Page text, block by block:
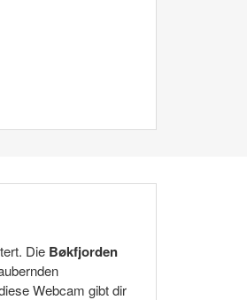
Die Bøkfjorden
Webcam gibt dir